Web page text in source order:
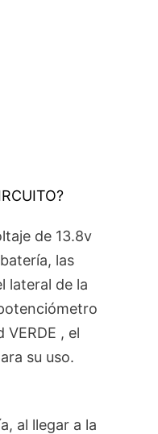
de 13.8v
las
lateral de la
VERDE , el
su uso.
al llegar a la